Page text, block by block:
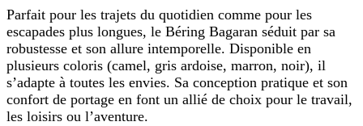
Parfait pour les trajets du quotidien comme pour les
escapades plus longues, le Béring Bagaran séduit par sa
robustesse et son allure intemporelle. Disponible en
plusieurs coloris (camel, gris ardoise, marron, noir), il
s’adapte à toutes les envies. Sa conception pratique et son
confort de portage en font un allié de choix pour le travail,
les loisirs ou l’aventure.